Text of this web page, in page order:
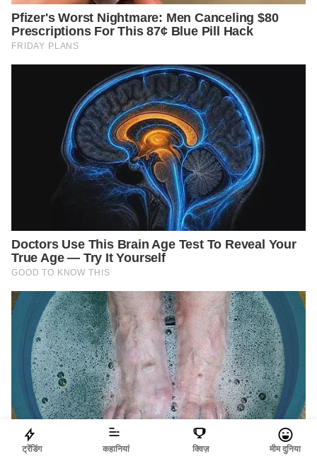
ट्रेंडिंग कहानियां क्विज़ मीम दुनिया